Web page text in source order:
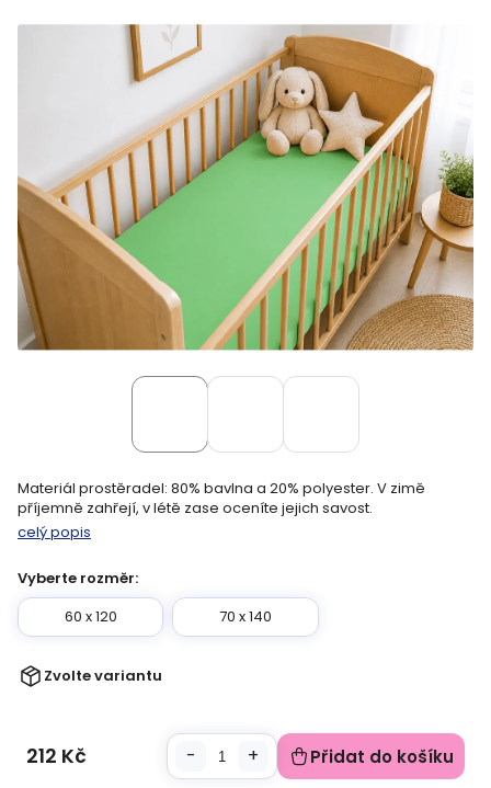
Zvolte variantu
Vyberte rozměr:
60 x 120
70 x 140
Materiál prostěradel: 80% bavlna a 20% polyester. V zimě
příjemně zahřejí, v létě zase oceníte jejich savost.
celý popis
212 Kč Přidat do košíku